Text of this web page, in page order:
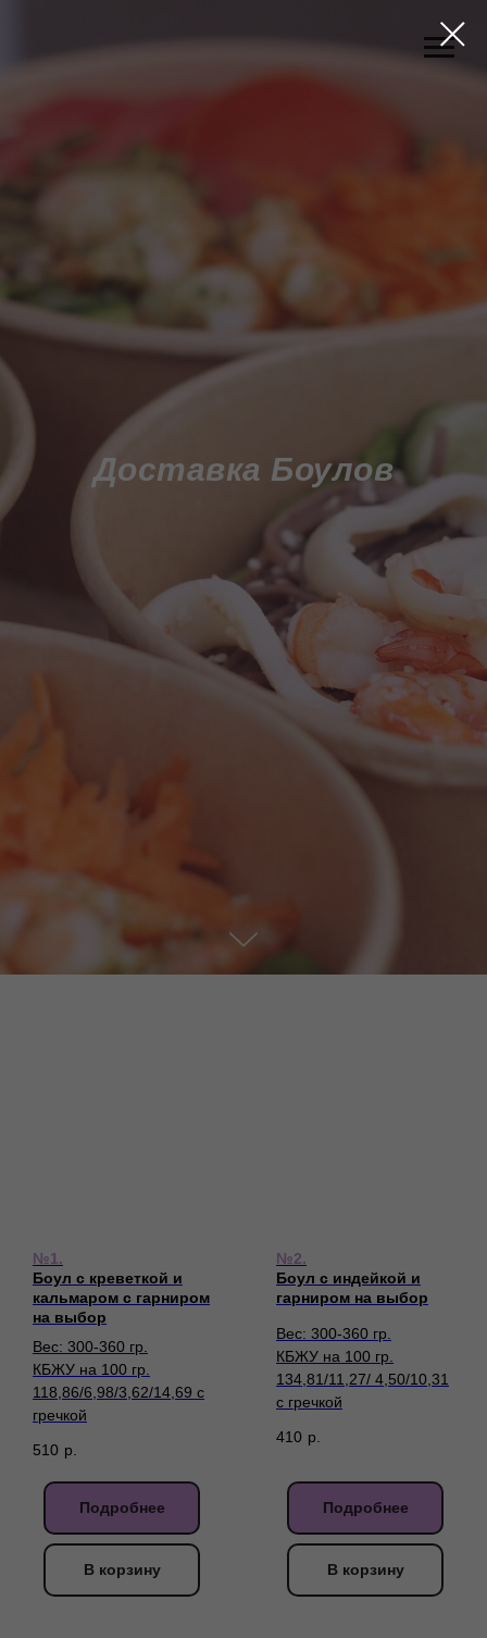
Доставка Боулов
№1.
Боул с креветкой и
кальмаром с гарниром
на выбор
Вес: 300-360 гр.
КБЖУ на 100 гр.
118,86/6,98/3,62/14,69 с
гречкой
510 р.
Подробнее
В корзину
№2.
Боул с индейкой и
гарниром на выбор
Вес: 300-360 гр.
КБЖУ на 100 гр.
134,81/11,27/ 4,50/10,31
с гречкой
410 р.
Подробнее
В корзину